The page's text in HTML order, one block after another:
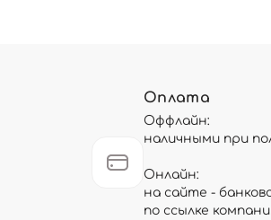
Оплата
Оффлайн:
наличными при
Онлайн:
на сайте -
по ссылке